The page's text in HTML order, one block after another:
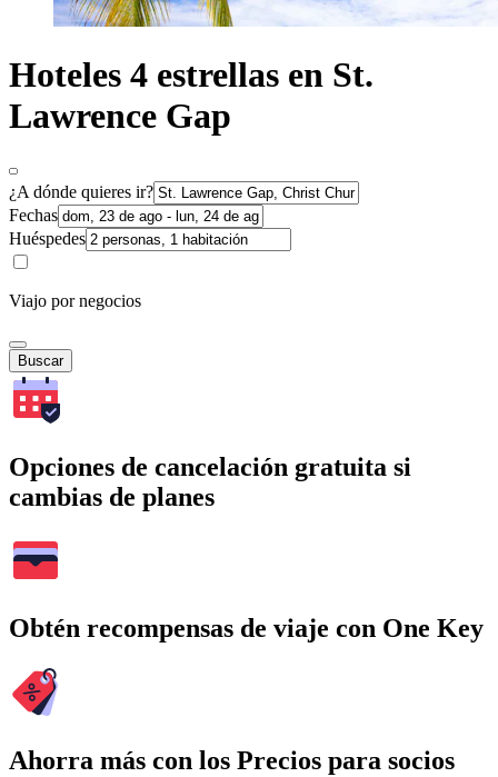
Hoteles 4 estrellas en St.
Lawrence Gap
¿A dónde quieres ir?
Fechas
Huéspedes
Viajo por negocios
Buscar
Opciones de cancelación gratuita si
cambias de planes
Obtén recompensas de viaje con One Key
Ahorra más con los Precios para socios